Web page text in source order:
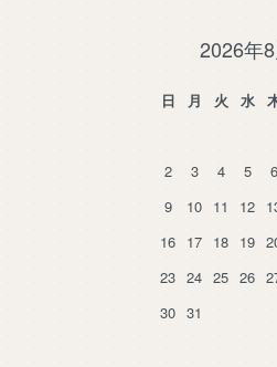
2026年8
日 月 火 水
2
3 4 5 6
9
10 11 12
16 17 18 19
23 24 25 26
30 31